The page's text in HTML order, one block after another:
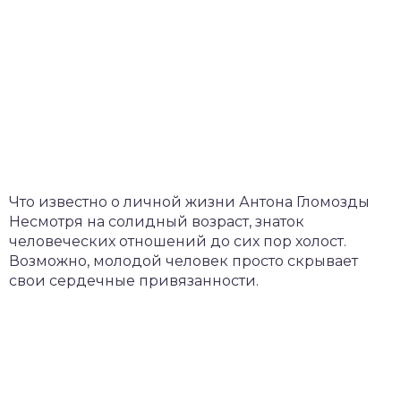
Что известно о личной жизни Антона Гломозды
Несмотря на солидный возраст, знаток
человеческих отношений до сих пор холост.
Возможно, молодой человек просто скрывает
свои сердечные привязанности.